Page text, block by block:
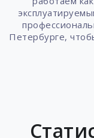
Петербурге,